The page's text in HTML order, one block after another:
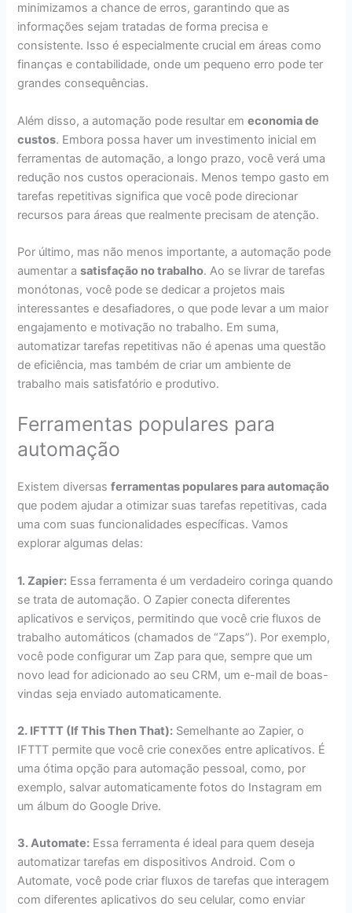
minimizamos a chance de erros, garantindo que as
informações sejam tratadas de forma precisa e
consistente. Isso é especialmente crucial em áreas como
finanças e contabilidade, onde um pequeno erro pode ter
grandes consequências.
Além disso, a automação pode resultar emeconomia de
custos. Embora possa haver um investimento inicial em
ferramentas de automação, a longo prazo, você verá uma
redução nos custos operacionais. Menos tempo gasto em
tarefas repetitivas significa que você pode direcionar
recursos para áreas que realmente precisam de atenção.
Por último, mas não menos importante, a automação pode
aumentar asatisfação no trabalho. Ao se livrar de tarefas
monótonas, você pode se dedicar a projetos mais
interessantes e desafiadores, o que pode levar a um maior
engajamento e motivação no trabalho. Em suma,
automatizar tarefas repetitivas não é apenas uma questão
de eficiência, mas também de criar um ambiente de
trabalho mais satisfatório e produtivo.
Ferramentas populares para
automação
Existem diversasferramentas populares para automação
que podem ajudar a otimizar suas tarefas repetitivas, cada
uma com suas funcionalidades específicas. Vamos
explorar algumas delas:
1. Zapier: Essa ferramenta é um verdadeiro coringa quando
se trata de automação. O Zapier conecta diferentes
aplicativos e serviços, permitindo que você crie fluxos de
trabalho automáticos (chamados de “Zaps”). Por exemplo,
você pode configurar um Zap para que, sempre que um
novo lead for adicionado ao seu CRM, um e-mail de boas-
vindas seja enviado automaticamente.
2. IFTTT (If This Then That): Semelhante ao Zapier, o
IFTTT permite que você crie conexões entre aplicativos. É
uma ótima opção para automação pessoal, como, por
exemplo, salvar automaticamente fotos do Instagram em
um álbum do Google Drive.
3. Automate: Essa ferramenta é ideal para quem deseja
automatizar tarefas em dispositivos Android. Com o
Automate, você pode criar fluxos de tarefas que interagem
com diferentes aplicativos do seu celular, como enviar